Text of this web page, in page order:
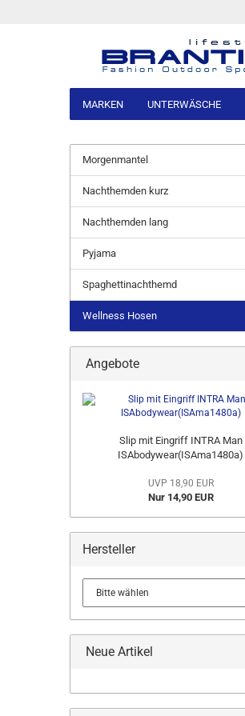
MARKEN UNTERWÄSCHE
Morgenmantel
Nachthemden kurz
Nachthemden lang
Pyjama
Spaghettinachthemd
Wellness Hosen
Angebote
Slip mit Eingriff INTRA Man
ISAbodywear(ISAma1480a)
UVP 18,90 EUR
Nur 14,90 EUR
Hersteller
Neue Artikel